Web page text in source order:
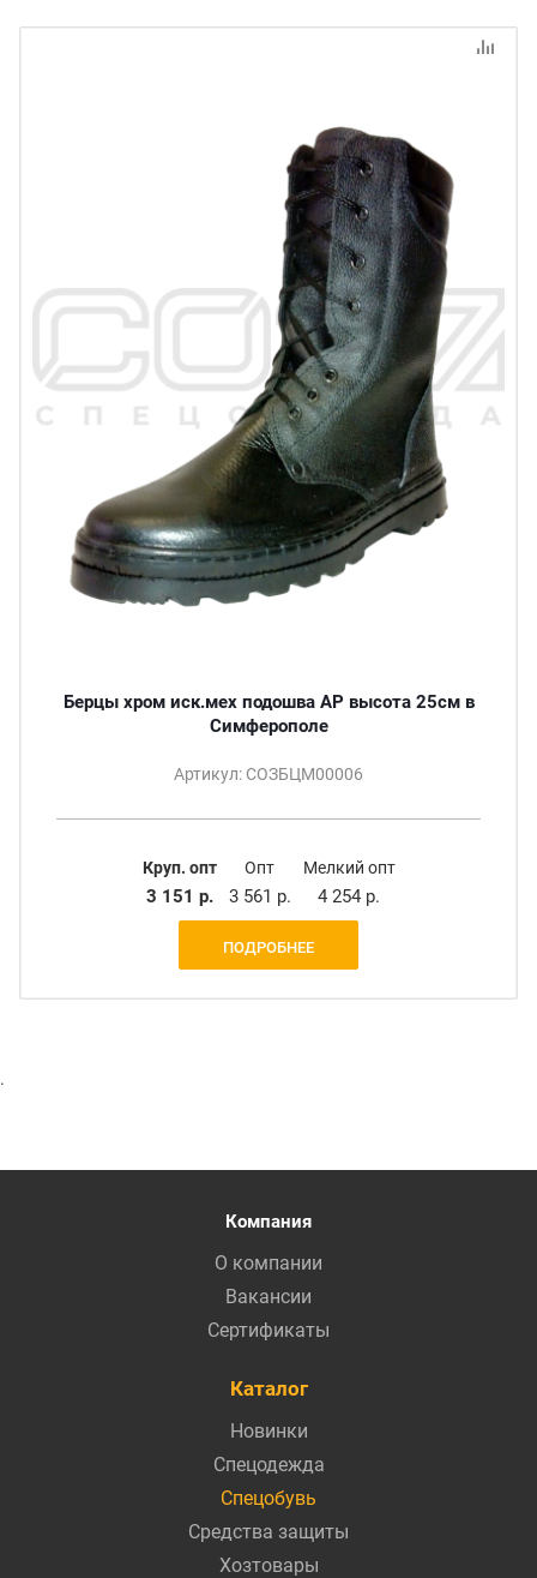
Берцы хром иск.мех подошва АР высота 25см в
Симферополе
Артикул: СОЗБЦМ00006
Круп. опт
3 151 р.
Опт
3 561 р.
Мелкий опт
4 254 р.
ПОДРОБНЕЕ
.
Компания
О компании
Вакансии
Сертификаты
Каталог
Новинки
Спецодежда
Спецобувь
Средства защиты
Хозтовары